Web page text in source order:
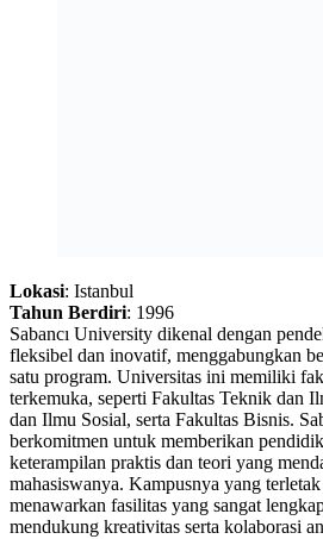
Lokasi: Istanbul
Tahun Berdiri: 1996
Sabancı University dikenal dengan
fleksibel dan inovatif, menggabungkan
satu program. Universitas ini memiliki
terkemuka, seperti Fakultas Teknik dan
dan Ilmu Sosial, serta Fakultas Bisnis.
berkomitmen untuk memberikan
keterampilan praktis dan teori yang
mahasiswanya. Kampusnya yang
menawarkan fasilitas yang sangat
mendukung kreativitas serta kolaborasi